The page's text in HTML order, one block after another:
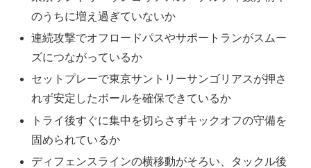
のうちに増え過ぎていないか
連続攻撃でオフロードパスやサポートランがスムー
ズにつながっているか
セットプレーで東京サントリーサンゴリアスが押さ
れず安定したボールを確保できているか
トライ後すぐに集中を切らさずキックオフの守備を
固められているか
ディフェンスラインの横移動がそろい、タックル後